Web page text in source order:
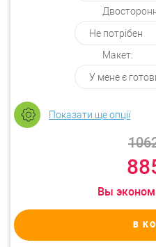
Макет:
Показати ще опції
Вы
В